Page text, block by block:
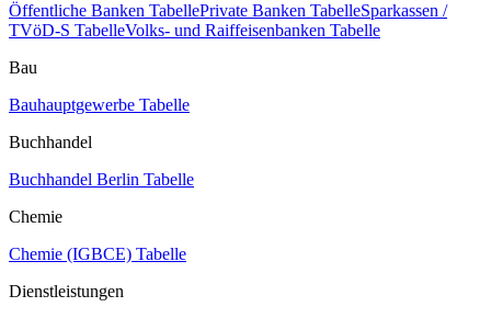
Öffentliche Banken TabellePrivate Banken TabelleSparkassen /
TVöD-S TabelleVolks- und Raiffeisenbanken Tabelle
Bau
Bauhauptgewerbe Tabelle
Buchhandel
Buchhandel Berlin Tabelle
Chemie
Chemie (IGBCE) Tabelle
Dienstleistungen